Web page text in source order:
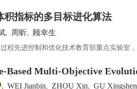
积指标的多目标进化算法
, 周昕, 顾幸生
程先进控制和优化技术教育部重点实验室
Based Multi-Objective
, WEI Jianbin, ZHOU Xin, GU